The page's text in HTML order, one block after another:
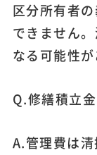
区分所有者
できません
なる可能性が
Q.修繕積立
A.管理費は